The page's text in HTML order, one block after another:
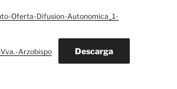
Oferta-Difusion-Autonomica_1-
Arzobispo Descarga